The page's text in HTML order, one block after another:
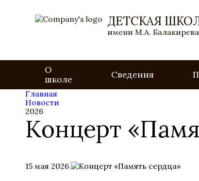
ДЕТСКАЯ
имени М.А. Балакирева
О
школе
Сведения
Главная
Новости
2026
Концерт
15 мая 2026